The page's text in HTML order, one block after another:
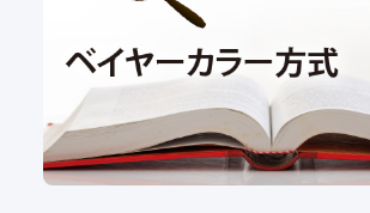
#ベイヤー